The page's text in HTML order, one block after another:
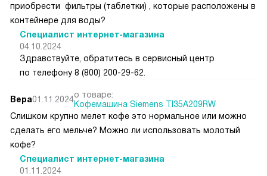
приобрести фильтры (таблетки) , которые расположены в
контейнере для воды?
Специалист интернет-магазина
04.10.2024
Здравствуйте, обратитесь в сервисный центр
по телефону 8 (800) 200-29-62.
Вера01.11.2024о товаре:
Кофемашина Siemens TI35A209RW
Слишком крупно мелет кофе это нормальное или можно
сделать его мельче? Можно ли использовать молотый
кофе?
Специалист интернет-магазина
01.11.2024